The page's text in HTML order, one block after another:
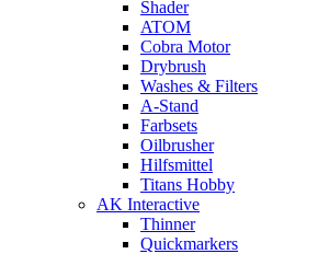
Shader
ATOM
Cobra Motor
Drybrush
Washes & Filters
A-Stand
Farbsets
Oilbrusher
Hilfsmittel
Titans Hobby
AK Interactive
Thinner
Quickmarkers